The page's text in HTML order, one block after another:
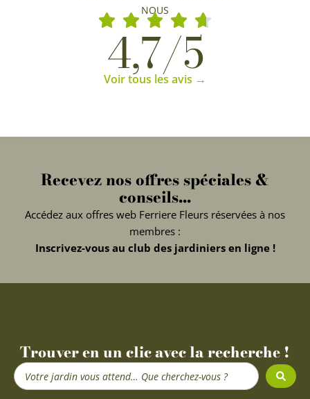
NOUS
4,7/5
Voir tous les avis →
Recevez nos offres spéciales &
conseils...
Accédez aux offres web Ferriere Fleurs réservées à nos
membres :
Inscrivez-vous au club des jardiniers en ligne !
Trouver en un clic avec la recherche !
Search
...